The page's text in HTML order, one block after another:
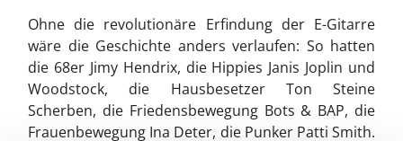
Ohne die revolutionäre Erfindung der E-Gitarre
wäre die Geschichte anders verlaufen: So hatten
die 68er Jimy Hendrix, die Hippies Janis Joplin und
Woodstock, die Hausbesetzer Ton Steine
Scherben, die Friedensbewegung Bots & BAP, die
Frauenbewegung Ina Deter, die Punker Patti Smith.